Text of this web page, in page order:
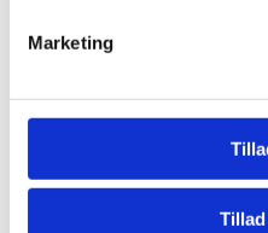
Marketing
Hent den her i Podcast til